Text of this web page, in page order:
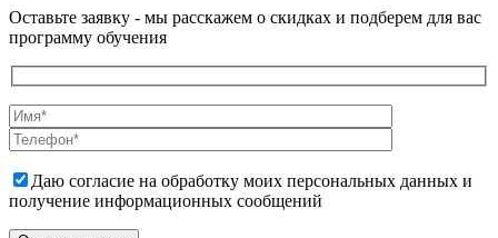
Оставьте заявку - мы расскажем о скидках и подберем для вас
программу обучения
Даю согласие на обработку моих персональных данных и
получение информационных сообщений